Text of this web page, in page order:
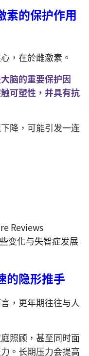
素的保护作用
，在於雌激素。
脑的重要保护因
可塑性，并具有抗
降，可能引发一连
Reviews
变化与失智症发展
的隐形推手
，更年期往往与人
照顾，甚至同时面
。长期压力会提高